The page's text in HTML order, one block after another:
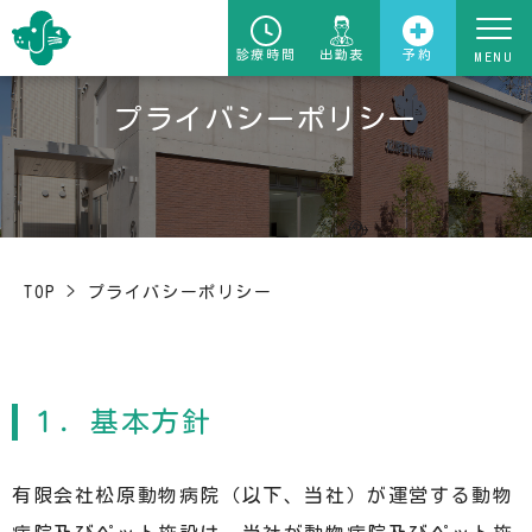
診療時間 出勤表 予約
プライバシーポリシー
TOP > プライバシーポリシー
１．基本方針
有限会社松原動物病院（以下、当社）が運営する動物